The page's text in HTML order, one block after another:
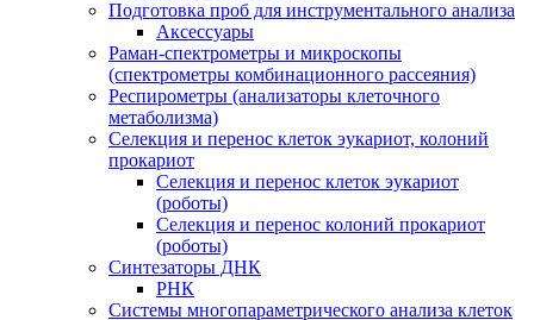
Подготовка проб для инструментального анализа
Аксессуары
Раман-спектрометры и микроскопы
(спектрометры комбинационного рассеяния)
Респирометры (анализаторы клеточного
метаболизма)
Селекция и перенос клеток эукариот, колоний
прокариот
Селекция и перенос клеток эукариот
(роботы)
Селекция и перенос колоний прокариот
(роботы)
Синтезаторы ДНК
РНК
Системы многопараметрического анализа клеток